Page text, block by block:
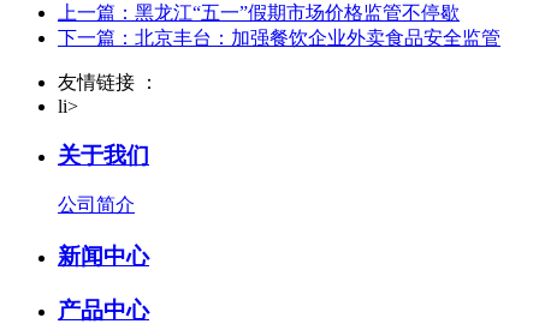
上一篇：黑龙江“五一”假期市场价格监管不停歇
下一篇：北京丰台：加强餐饮企业外卖食品安全监管
友情链接 ：
li>
关于我们
公司简介
新闻中心
产品中心